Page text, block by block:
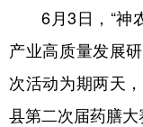
科技
文化
6月3日，“神
产业高质量发展
次活动为期两天
县第二次届药膳大